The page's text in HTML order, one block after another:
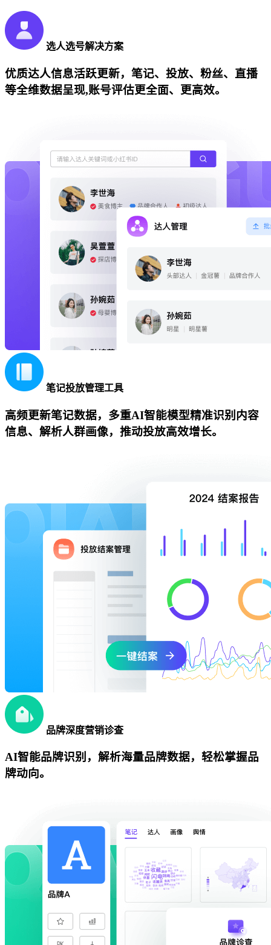
选人选号解决方案
优质达人信息活跃更新，笔记、投放、粉丝、直播
等全维数据呈现,账号评估更全面、更高效。
笔记投放管理工具
高频更新笔记数据，多重AI智能模型精准识别内容
信息、解析人群画像，推动投放高效增长。
品牌深度营销诊查
AI智能品牌识别，解析海量品牌数据，轻松掌握品
牌动向。